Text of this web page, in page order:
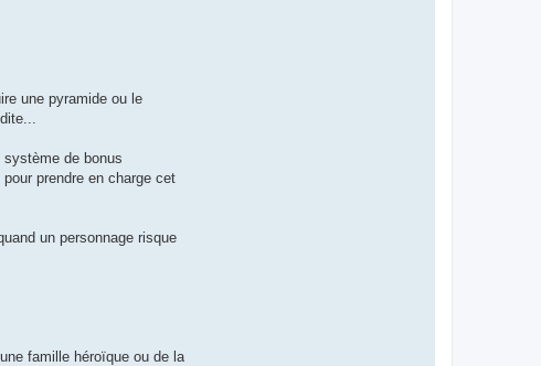
une pyramide ou le
de bonus
prendre en charge cet
un personnage risque
famille héroïque ou de la